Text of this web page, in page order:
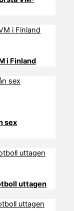
i Finland
sex
uttagen